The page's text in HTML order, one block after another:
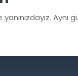
Aynı